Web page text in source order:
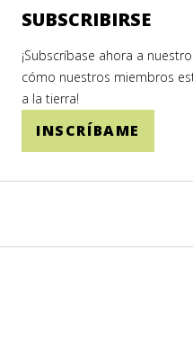
SUBSCRIBIRSE
¡Subscríbase ahora a
cómo nuestros miembros
a la tierra!
INSCRÍBAME